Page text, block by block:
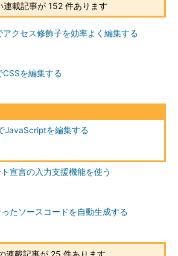
連載記事が 152 件あります
アクセス修飾子を効率よく編集する
CSSを編集する
JavaScriptを編集する
宣言の入力支援機能を使う
たソースコードを自動生成する
連載記事が 25 件あります